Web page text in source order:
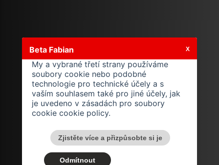
Beta Fabian
My a vybrané třetí strany používáme
soubory cookie nebo podobné
technologie pro technické účely a s
vaším souhlasem také pro jiné účely, jak
je uvedeno v zásadách pro soubory
cookie cookie policy.
Zjistěte více a přizpůsobte si je
Odmítnout
X